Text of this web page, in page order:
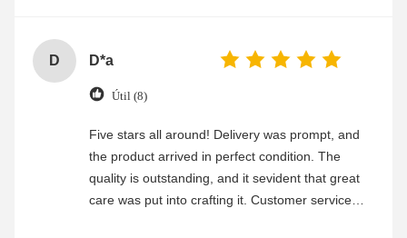
D D*a
Útil (8)
Five stars all around! Delivery was prompt, and
the product arrived in perfect condition. The
quality is outstanding, and it sevident that great
care was put into crafting it. Customer service